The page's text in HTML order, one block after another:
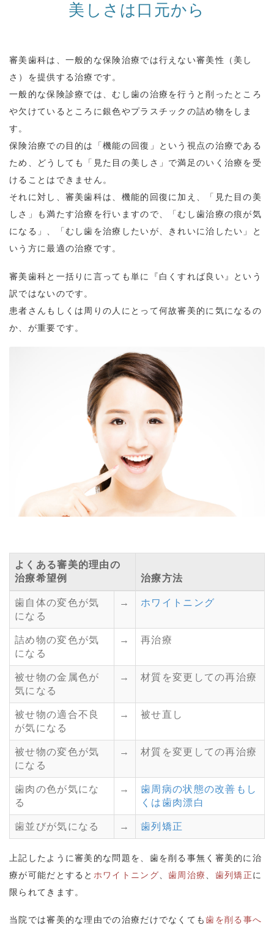
美しさは口元から
審美歯科は、一般的な保険治療では行えない審美性（美し
さ）を提供する治療です。
一般的な保険診療では、むし歯の治療を行うと削ったところ
や欠けているところに銀色やプラスチックの詰め物をしま
す。
保険治療での目的は「機能の回復」という視点の治療である
ため、どうしても「見た目の美しさ」で満足のいく治療を受
けることはできません。
それに対し、審美歯科は、機能的回復に加え、「見た目の美
しさ」も満たす治療を行いますので、「むし歯治療の痕が気
になる」、「むし歯を治療したいが、きれいに治したい」と
いう方に最適の治療です。
審美歯科と一括りに言っても単に『白くすれば良い』という
訳ではないのです。
患者さんもしくは周りの人にとって何故審美的に気になるの
か、が重要です。
よくある審美的理由の
治療希望例
治療方法
歯自体の変色が気
になる
→ ホワイトニング
詰め物の変色が気
になる
→ 再治療
被せ物の金属色が
気になる
→ 材質を変更しての再治療
被せ物の適合不良
が気になる
→ 被せ直し
被せ物の変色が気
になる
→ 材質を変更しての再治療
歯肉の色が気にな
る
→
歯周病の状態の改善もし
くは歯肉漂白
歯並びが気になる → 歯列矯正
上記したように審美的な問題を、歯を削る事無く審美的に治
療が可能だとすると ホワイトニング 、歯周治療 歯列矯正に
限られてきます。
当院では審美的な理由での治療だけでなくても歯を削る事へ